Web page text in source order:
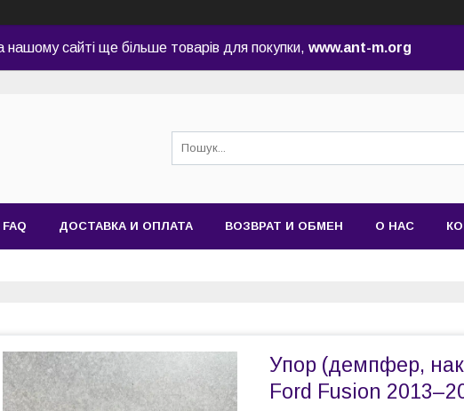
нашому сайті ще більше товарів для покупки, www.ant-m.org
FAQ ДОСТАВКА И ОПЛАТА ВОЗВРАТ И ОБМЕН О НАС
Упор (демпфер,
Ford Fusion